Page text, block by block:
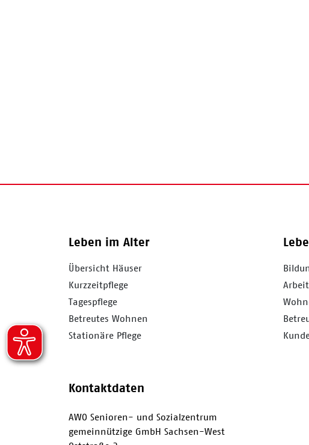
Leben im Alter
Übersicht Häuser
Kurzzeitpflege
Tagespflege
Betreutes Wohnen
Stationäre Pflege
Kontaktdaten
AWO Senioren- und Sozialzentrum
gemeinnützige GmbH Sachsen-West